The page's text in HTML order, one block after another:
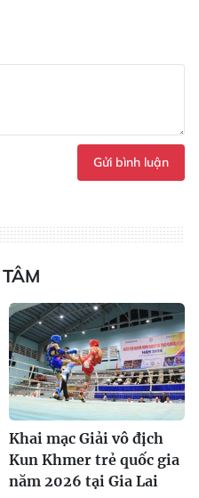
Gửi bình luận
Khai mạc Giải vô địch
Kun Khmer trẻ quốc gia
năm 2026 tại Gia Lai